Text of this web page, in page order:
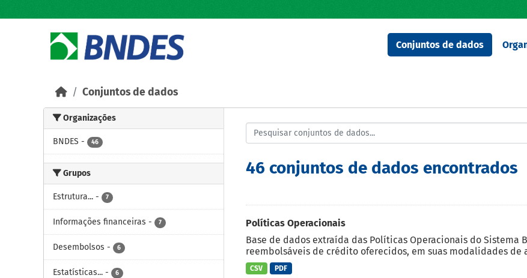
Conjuntos de dados
Conjuntos de dados
Organizações
BNDES - 46
Grupos
Estrutura... - 7
Informações financeiras - 7
Desembolsos - 6
Estatísticas... - 6
46 conjuntos de dados encontrados
Políticas Operacionais
Base de dados extraída das Políticas Operacionais do Sistema
reembolsáveis de crédito oferecidos, em suas modalidades de
CSV PDF